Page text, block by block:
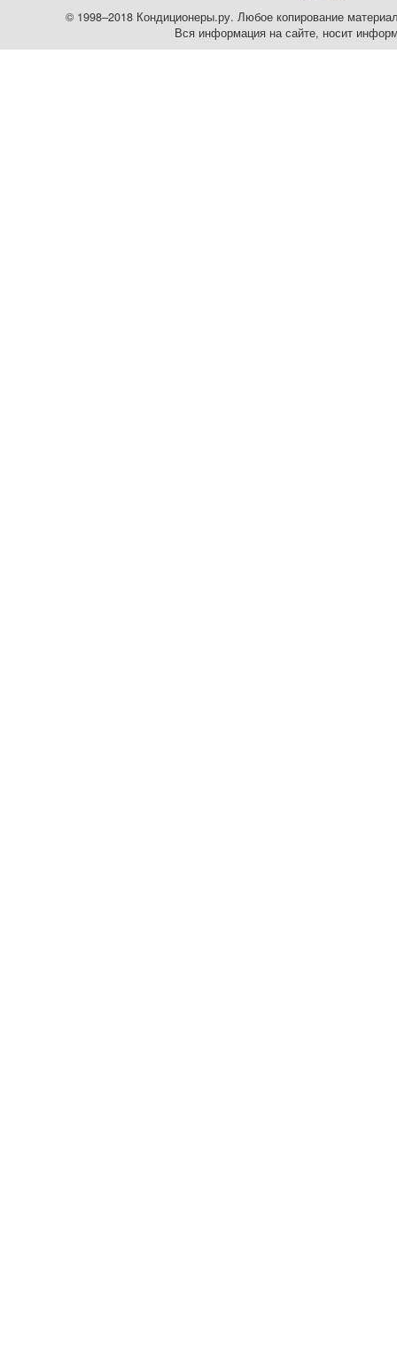
© 1998–2018 Кондиционеры.ру. Любое копирование
Вся информация на сайте, носит